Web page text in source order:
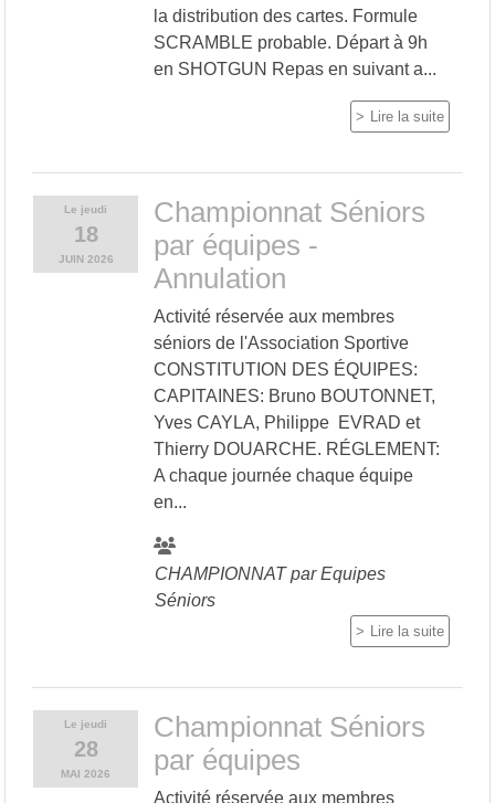
la distribution des cartes. Formule
SCRAMBLE probable. Départ à 9h
en SHOTGUN Repas en suivant a...
Lire la suite
Le jeudi
18
JUIN 2026
Championnat Séniors
par équipes -
Annulation
Activité réservée aux membres
séniors de l'Association Sportive
CONSTITUTION DES ÉQUIPES:
CAPITAINES: Bruno BOUTONNET,
Yves CAYLA, Philippe EVRAD et
Thierry DOUARCHE. RÉGLEMENT:
A chaque journée chaque équipe
en...
CHAMPIONNAT par Equipes
Séniors
Lire la suite
Le jeudi
28
MAI 2026
Championnat Séniors
par équipes
Activité réservée aux membres